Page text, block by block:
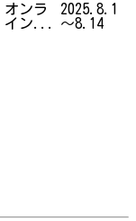
オンラ
イン...
2025.8.1
～8.14